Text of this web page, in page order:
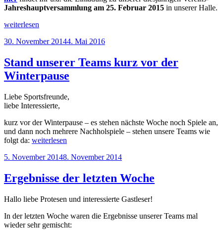
Jahreshauptversammlung am 25. Februar 2015 in unserer Halle.
„Einladung
Jahreshauptversammlung
25.
Februar
2015“
weiterlesen
Veröffentlicht
30. November 20144. Mai 2016
Stand unserer Teams kurz vor der
Winterpause
Liebe Sportsfreunde,
liebe Interessierte,
kurz vor der Winterpause – es stehen nächste Woche noch Spiele an,
und dann noch mehrere Nachholspiele – stehen unsere Teams wie
folgt da: „Stand
Teams
vor
der
weiterlesen
Veröffentlicht
5. November 20148. November 2014
Ergebnisse der letzten Woche
Hallo liebe Protesen und interessierte Gastleser!
In der letzten Woche waren die Ergebnisse unserer Teams mal
wieder sehr gemischt: